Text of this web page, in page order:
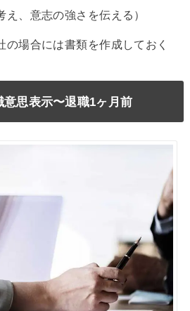
え、意志の強さを伝える）
の場合には書類を作成しておく
思表示〜退職1ヶ月前